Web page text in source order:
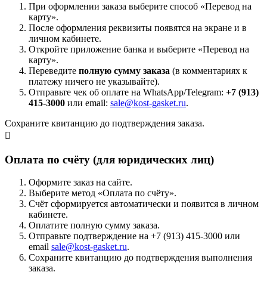
При оформлении заказа выберите способ «Перевод на
карту».
После оформления реквизиты появятся на экране и в
личном кабинете.
Откройте приложение банка и выберите «Перевод на
карту».
Переведите полную сумму заказа (в комментариях к
платежу ничего не указывайте).
Отправьте чек об оплате на WhatsApp/Telegram: +7 (913)
415-3000 или email: sale@kost-gasket.ru.
Сохраните квитанцию до подтверждения заказа.
Оплата по счёту (для юридических лиц)
Оформите заказ на сайте.
Выберите метод «Оплата по счёту».
Счёт сформируется автоматически и появится в личном
кабинете.
Оплатите полную сумму заказа.
Отправьте подтверждение на +7 (913) 415-3000 или
email sale@kost-gasket.ru.
Сохраните квитанцию до подтверждения выполнения
заказа.